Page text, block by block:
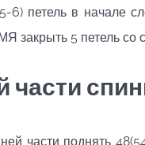
5-6) петель в
5 петель со
части
части поднять